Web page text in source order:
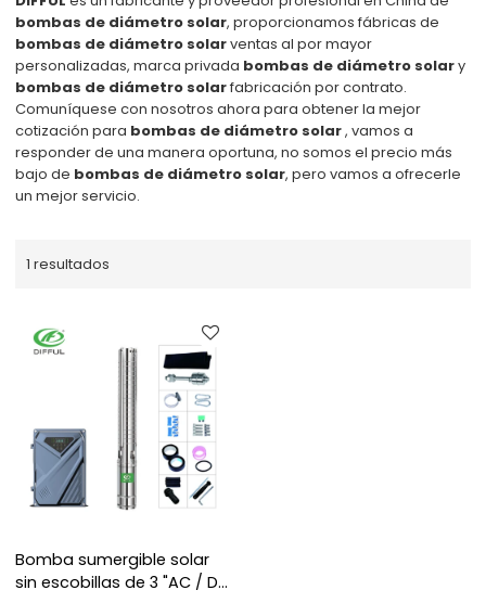
bombas de diámetro solar, proporcionamos fábricas de
bombas de diámetro solarventas al por mayor
personalizadas, marca privada bombas de diámetro solary
bombas de diámetro solarfabricación por contrato.
Comuníquese con nosotros ahora para obtener la mejor
cotización para bombas de diámetro solar, vamos a
responder de una manera oportuna, no somos el precio más
bajo de bombas de diámetro solar, pero vamos a ofrecerle
un mejor servicio.
1 resultados
Bomba sumergible solar
sin escobillas de 3 "AC / DC